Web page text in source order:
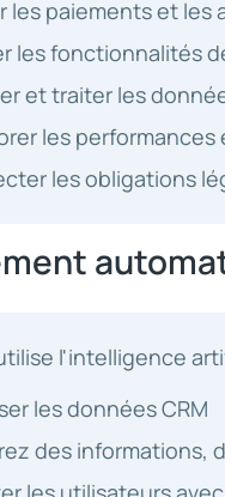
les paiements et les
les fonctionnalités
et traiter les
les
les obligations
l'intelligence
les données CRM
des informations,